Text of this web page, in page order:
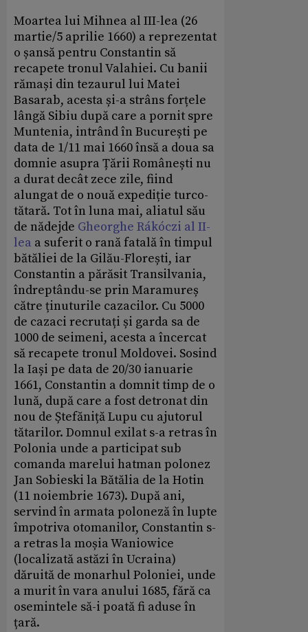
Moartea lui Mihnea al III-lea (26
martie/5 aprilie 1660) a reprezentat
o șansă pentru Constantin să
recapete tronul Valahiei. Cu banii
rămași din tezaurul lui Matei
Basarab, acesta și-a strâns forțele
lângă Sibiu după care a pornit spre
Muntenia, intrând în București pe
data de 1/11 mai 1660 însă a doua sa
domnie asupra Țării Românești nu
a durat decât zece zile, fiind
alungat de o nouă expediție turco-
tătară. Tot în luna mai, aliatul său
de nădejde Gheorghe Rákóczi al II-
lea a suferit o rană fatală în timpul
bătăliei de la Gilău-Florești, iar
Constantin a părăsit Transilvania,
îndreptându-se prin Maramureș
către ținuturile cazacilor. Cu 5000
de cazaci recrutați și garda sa de
1000 de seimeni, acesta a încercat
să recapete tronul Moldovei. Sosind
la Iași pe data de 20/30 ianuarie
1661, Constantin a domnit timp de o
lună, după care a fost detronat din
nou de Ștefăniță Lupu cu ajutorul
tătarilor. Domnul exilat s-a retras în
Polonia unde a participat sub
comanda marelui hatman polonez
Jan Sobieski la Bătălia de la Hotin
(11 noiembrie 1673). După ani,
servind în armata poloneză în lupte
împotriva otomanilor, Constantin s-
a retras la moșia Waniowice
(localizată astăzi în Ucraina)
dăruită de monarhul Poloniei, unde
a murit în vara anului 1685, fără ca
osemintele să-i poată fi aduse în
țară.